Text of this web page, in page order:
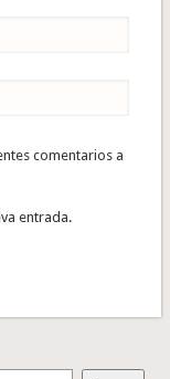
comentarios a
entrada.